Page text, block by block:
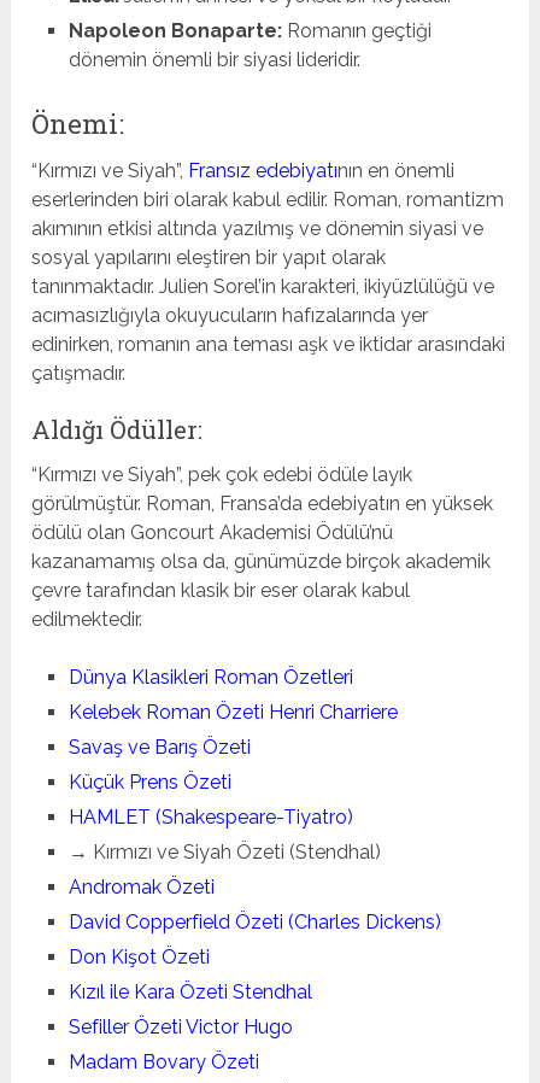
Napoleon Bonaparte:Romanın geçtiği
dönemin önemli bir siyasi lideridir.
Önemi:
“Kırmızı ve Siyah”, Fransız edebiyatının en önemli
eserlerinden biri olarak kabul edilir. Roman, romantizm
akımının etkisi altında yazılmış ve dönemin siyasi ve
sosyal yapılarını eleştiren bir yapıt olarak
tanınmaktadır. Julien Sorel’in karakteri, ikiyüzlülüğü ve
acımasızlığıyla okuyucuların hafızalarında yer
edinirken, romanın ana teması aşk ve iktidar arasındaki
çatışmadır.
Aldığı Ödüller:
“Kırmızı ve Siyah”, pek çok edebi ödüle layık
görülmüştür. Roman, Fransa’da edebiyatın en yüksek
ödülü olan Goncourt Akademisi Ödülü’nü
kazanamamış olsa da, günümüzde birçok akademik
çevre tarafından klasik bir eser olarak kabul
edilmektedir.
Dünya Klasikleri Roman Özetleri
Kelebek Roman Özeti Henri Charriere
Savaş ve Barış Özeti
Küçük Prens Özeti
HAMLET (Shakespeare-Tiyatro)
→ Kırmızı ve Siyah Özeti (Stendhal)
Andromak Özeti
David Copperfield Özeti (Charles Dickens)
Don Kişot Özeti
Kızıl ile Kara Özeti Stendhal
Sefiller Özeti Victor Hugo
Madam Bovary Özeti